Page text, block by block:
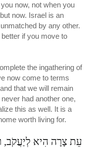
now, not when you
now. Israel is an
by any other.
if you move to
the ingathering of
now come to terms
that we will remain
had another one,
this as well. It is a
worth living for.
עֵת צָרָה הִיא לְיַעֲקֹב,